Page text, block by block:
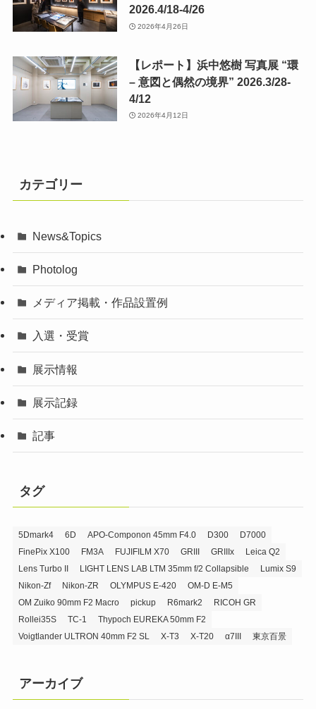
2026.4/18-4/26
2026年4月26日
【レポート】浜中悠樹 写真展 “環
– 意図と偶然の境界” 2026.3/28-
4/12
2026年4月12日
カテゴリー
News&Topics
Photolog
メディア掲載・作品設置例
入選・受賞
展示情報
展示記録
記事
タグ
5Dmark4 6D APO-Componon 45mm F4.0 D300
D7000
FinePix X100
FM3A FUJIFILM X70 GRIII GRIIIx
Leica Q2
Lens Turbo II
LIGHT LENS LAB LTM 35mm f/2 Collapsible
Lumix S9
Nikon-Zf
Nikon-ZR OLYMPUS E-420
OM-D E-M5
OM Zuiko 90mm F2 Macro
pickup R6mark2
RICOH GR
Rollei35S
TC-1
Thypoch EUREKA 50mm F2
Voigtlander ULTRON 40mm F2 SL
X-T3 X-T20 α7III 東京百景
アーカイブ